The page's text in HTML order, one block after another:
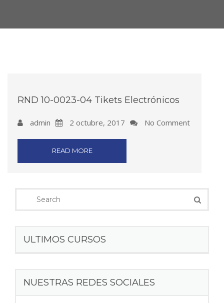
RND 10-0023-04 Tikets Electrónicos
admin 2 octubre, 2017 No Comment
READ MORE
ULTIMOS CURSOS
NUESTRAS REDES SOCIALES